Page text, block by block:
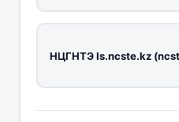
НЦГНТЭ Is.ncste.kz